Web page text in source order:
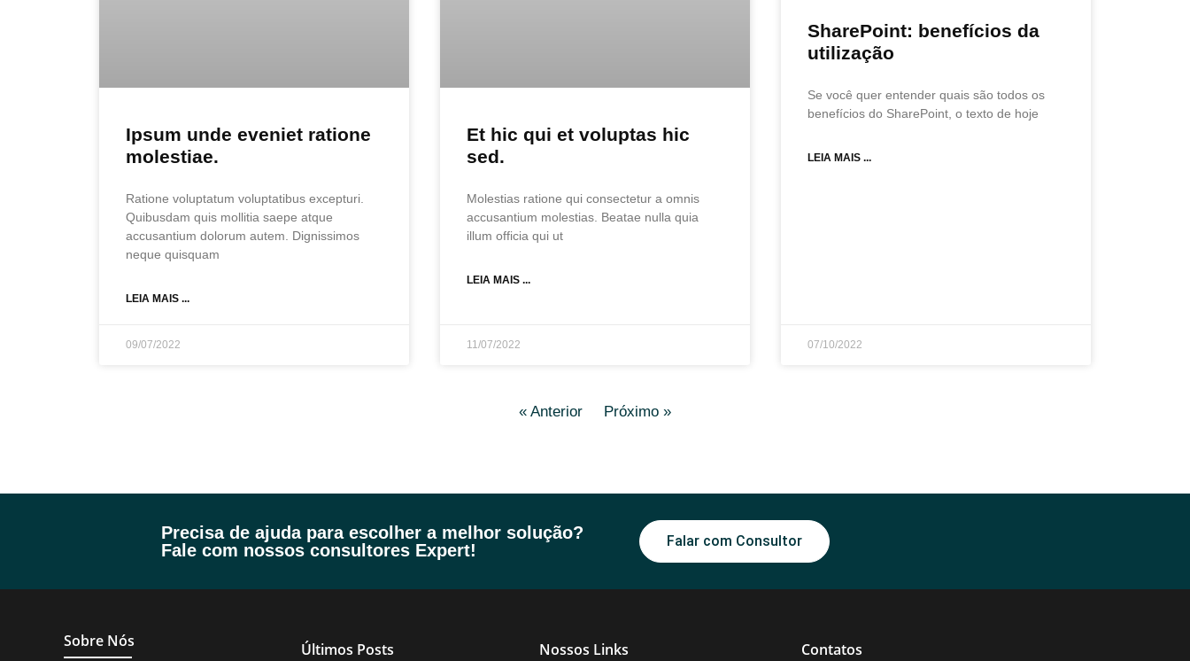
Ipsum unde eveniet ratione
molestiae.
Ratione voluptatum voluptatibus excepturi.
Quibusdam quis mollitia saepe atque
accusantium dolorum autem. Dignissimos
neque quisquam
LEIA MAIS ...
09/07/2022
Et hic qui et voluptas hic
sed.
Molestias ratione qui consectetur a omnis
accusantium molestias. Beatae nulla quia
illum officia qui ut
LEIA MAIS ...
11/07/2022
SharePoint: benefícios da
utilização
Se você quer entender quais são todos os
benefícios do SharePoint, o texto de hoje
LEIA MAIS ...
07/10/2022
« Anterior Próximo »
Precisa de ajuda para escolher a melhor solução?
Fale com nossos consultores Expert!
Falar com Consultor
Sobre Nós Últimos Posts Nossos Links Contatos